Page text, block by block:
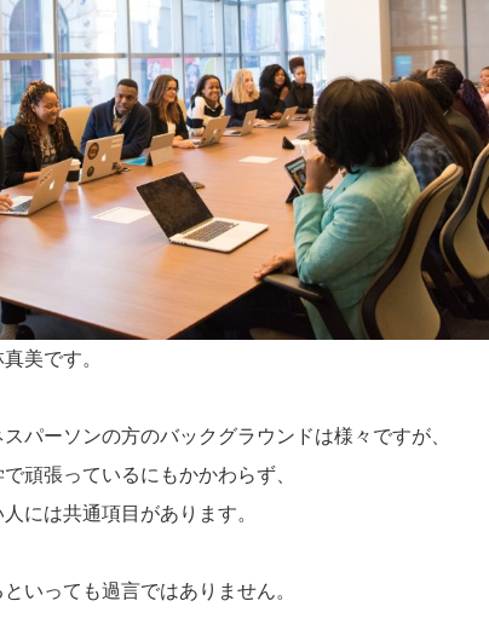
美です。
パーソンの方のバックグラウンドは様々ですが、
頑張っているにもかかわらず、
には共通項目があります。
いっても過言ではありません。